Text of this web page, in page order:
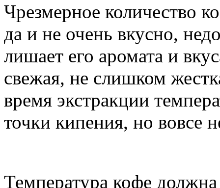
Чрезмерное количество
да и не очень вкусно,
лишает его аромата и
свежая, не слишком
время экстракции
точки кипения, но вовсе
Температура кофе